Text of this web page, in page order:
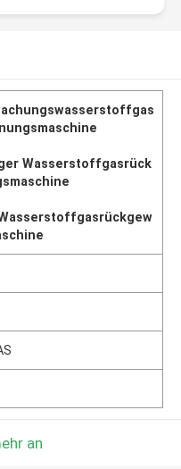
Wasserstoffgasrück
an